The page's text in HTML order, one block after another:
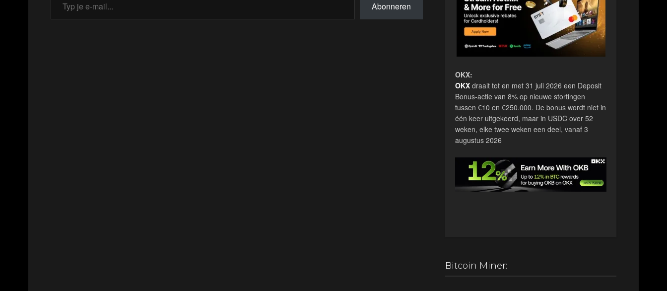
Abonneren
OKX:
OKX draait tot en met 31 juli 2026 een Deposit
Bonus-actie van 8% op nieuwe stortingen
tussen €10 en €250.000. De bonus wordt niet in
één keer uitgekeerd, maar in USDC over 52
weken, elke twee weken een deel, vanaf 3
augustus 2026
Bitcoin Miner: